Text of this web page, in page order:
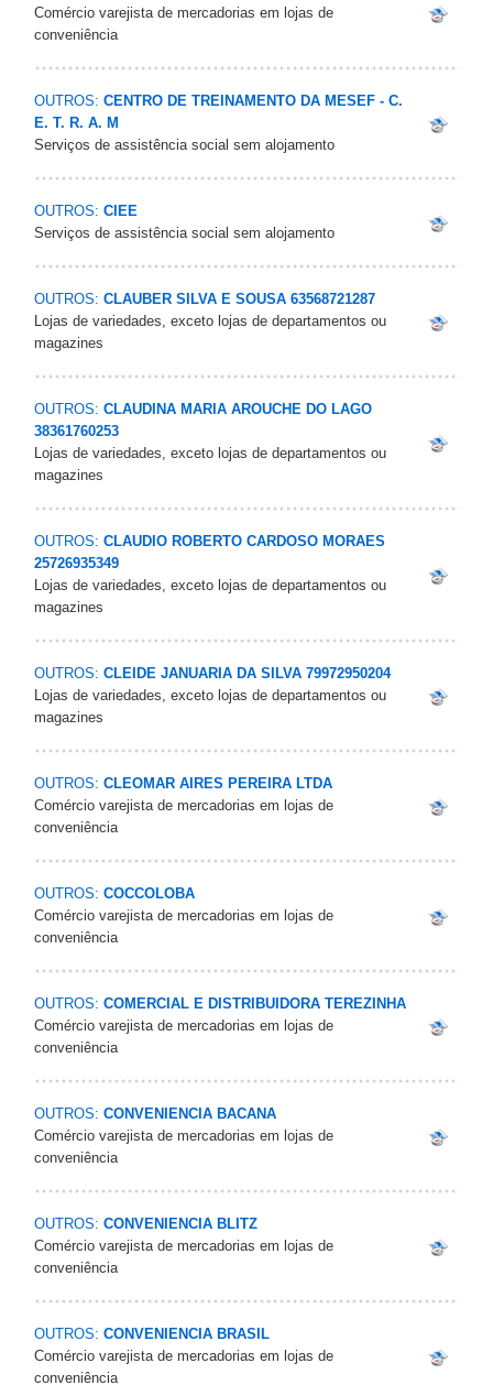
Comércio varejista de mercadorias em lojas de
conveniência
OUTROS: CENTRO DE TREINAMENTO DA MESEF - C.
E. T. R. A. M
Serviços de assistência social sem alojamento
OUTROS: CIEE
Serviços de assistência social sem alojamento
OUTROS: CLAUBER SILVA E SOUSA 63568721287
Lojas de variedades, exceto lojas de departamentos ou
magazines
OUTROS: CLAUDINA MARIA AROUCHE DO LAGO
38361760253
Lojas de variedades, exceto lojas de departamentos ou
magazines
OUTROS: CLAUDIO ROBERTO CARDOSO MORAES
25726935349
Lojas de variedades, exceto lojas de departamentos ou
magazines
OUTROS: CLEIDE JANUARIA DA SILVA 79972950204
Lojas de variedades, exceto lojas de departamentos ou
magazines
OUTROS: CLEOMAR AIRES PEREIRA LTDA
Comércio varejista de mercadorias em lojas de
conveniência
OUTROS: COCCOLOBA
Comércio varejista de mercadorias em lojas de
conveniência
OUTROS: COMERCIAL E DISTRIBUIDORA TEREZINHA
Comércio varejista de mercadorias em lojas de
conveniência
OUTROS: CONVENIENCIA BACANA
Comércio varejista de mercadorias em lojas de
conveniência
OUTROS: CONVENIENCIA BLITZ
Comércio varejista de mercadorias em lojas de
conveniência
OUTROS: CONVENIENCIA BRASIL
Comércio varejista de mercadorias em lojas de
conveniência